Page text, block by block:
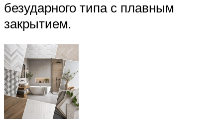
безударного типа с плавным
закрытием.